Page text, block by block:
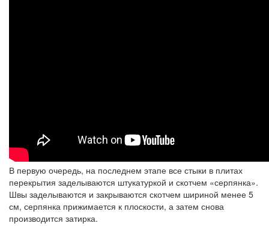
В первую очередь, на последнем этапе все стыки в плитах
перекрытия заделываются штукатуркой и скотчем «серпянка».
Швы заделываются и закрываются скотчем шириной менее 5
см, серпянка прижимается к плоскости, а затем снова
производится затирка.